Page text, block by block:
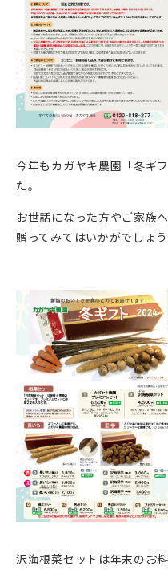
今年もカガヤキ農園「冬ギ
た。
お世話になった方やご家族
贈ってみてはいかがでしょ
沢海根菜セットは年末のお